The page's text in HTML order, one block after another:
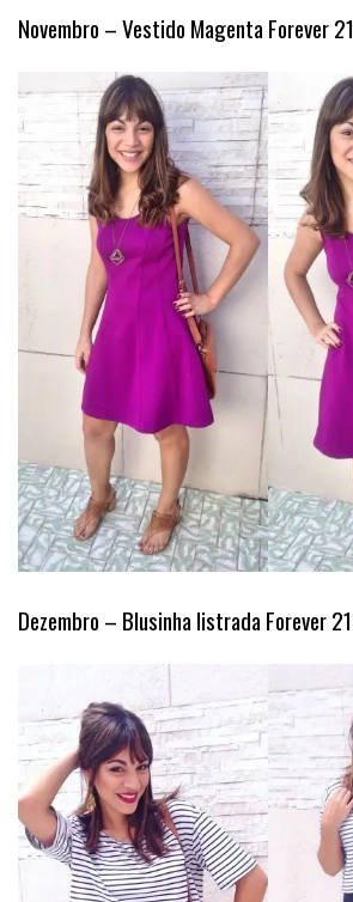
Novembro – Vestido Magenta Forever 21
Dezembro – Blusinha listrada Forever 21